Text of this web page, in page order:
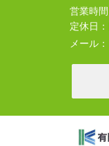
営業時間
定休日
メール